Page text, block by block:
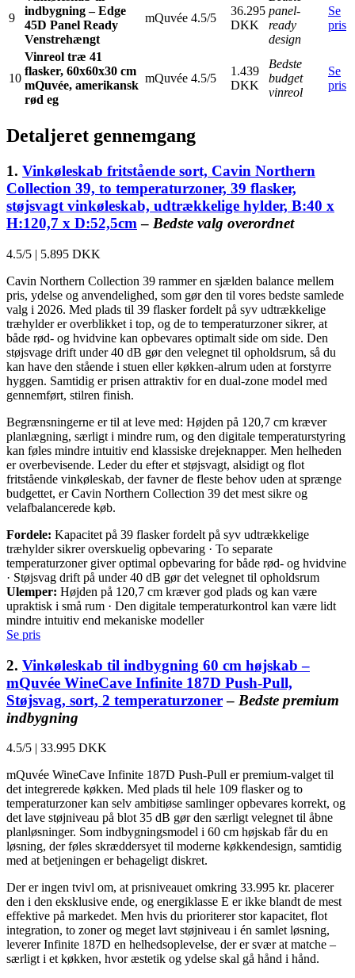
9
indbygning – Edge
45D Panel Ready
Venstrehængt
mQuvée 4.5/5
36.295
DKK
panel-
ready
design
Se
pris
10
Vinreol træ 41
flasker, 60x60x30 cm
mQuvée, amerikansk
rød eg
mQuvée 4.5/5
1.439
DKK
Bedste
budget
vinreol
Se
pris
Detaljeret gennemgang
1. Vinkøleskab fritstående sort, Cavin Northern
Collection 39, to temperaturzoner, 39 flasker,
støjsvagt vinkøleskab, udtrækkelige hylder, B:40 x
H:120,7 x D:52,5cm – Bedste valg overordnet
4.5/5 | 5.895 DKK
Cavin Northern Collection 39 rammer en sjælden balance mellem
pris, ydelse og anvendelighed, som gør den til vores bedste samlede
valg i 2026. Med plads til 39 flasker fordelt på syv udtrækkelige
træhylder er overblikket i top, og de to temperaturzoner sikrer, at
både rød- og hvidvine kan opbevares optimalt side om side. Den
støjsvage drift under 40 dB gør den velegnet til opholdsrum, så du
kan have den stående i stuen eller køkken-alrum uden at forstyrre
hyggen. Samtidig er prisen attraktiv for en dual-zone model med
gennemført, stilren finish.
Begrænsningerne er til at leve med: Højden på 120,7 cm kræver
planlægning, særligt i mindre rum, og den digitale temperaturstyring
kan føles mindre intuitiv end klassiske drejeknapper. Men helheden
er overbevisende. Leder du efter et støjsvagt, alsidigt og flot
fritstående vinkøleskab, der favner de fleste behov uden at sprænge
budgettet, er Cavin Northern Collection 39 det mest sikre og
velafbalancerede køb.
Fordele: Kapacitet på 39 flasker fordelt på syv udtrækkelige
træhylder sikrer overskuelig opbevaring · To separate
temperaturzoner giver optimal opbevaring for både rød- og hvidvine
· Støjsvag drift på under 40 dB gør det velegnet til opholdsrum
Ulemper: Højden på 120,7 cm kræver god plads og kan være
upraktisk i små rum · Den digitale temperaturkontrol kan være lidt
mindre intuitiv end mekaniske modeller
Se pris
2. Vinkøleskab til indbygning 60 cm højskab –
mQuvée WineCave Infinite 187D Push-Pull,
Støjsvag, sort, 2 temperaturzoner– Bedste premium
indbygning
4.5/5 | 33.995 DKK
mQuvée WineCave Infinite 187D Push-Pull er premium-valget til
det integrerede køkken. Med plads til hele 109 flasker og to
temperaturzoner kan selv ambitiøse samlinger opbevares korrekt, og
det lave støjniveau på blot 35 dB gør den særligt velegnet til åbne
planløsninger. Som indbygningsmodel i 60 cm højskab får du en
løsning, der føles skræddersyet til moderne køkkendesign, samtidig
med at betjeningen er behageligt diskret.
Der er ingen tvivl om, at prisniveauet omkring 33.995 kr. placerer
den i den eksklusive ende, og energiklasse E er ikke blandt de mest
effektive på markedet. Men hvis du prioriterer stor kapacitet, flot
integration, to zoner og meget lavt støjniveau i én samlet løsning,
leverer Infinite 187D en helhedsoplevelse, der er svær at matche –
særligt i et køkken, hvor æstetik og ydelse skal gå hånd i hånd.